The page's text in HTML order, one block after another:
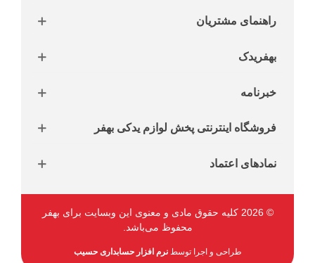
راهنمای مشتریان
بهفریدک
خبرنامه
فروشگاه اینترنتی پخش لوازم یدکی بهفر
نمادهای اعتماد
طراحی و اجرا توسطنرم افزار حسابداری حسیب
© 2026 کلیه حقوق مادی و معنوی این وبسایت برای بهفر
محفوظ می‌باشد.